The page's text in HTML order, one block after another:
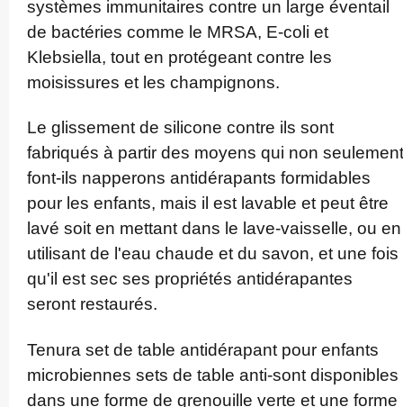
systèmes immunitaires contre un large éventail
de bactéries comme le MRSA, E-coli et
Klebsiella, tout en protégeant contre les
moisissures et les champignons.
Le glissement de silicone contre ils sont
fabriqués à partir des moyens qui non seulement
font-ils napperons antidé­rapants formidables
pour les enfants, mais il est lavable et peut être
lavé soit en mettant dans le lave-vaisselle, ou en
utilisant de l'eau chaude et du savon, et une fois
qu'il est sec ses propriétés antidé­rapantes
seront restaurés.
Tenura set de table antidérapant pour enfants
microbiennes sets de table anti-sont disponibles
dans une forme de grenouille verte et une forme